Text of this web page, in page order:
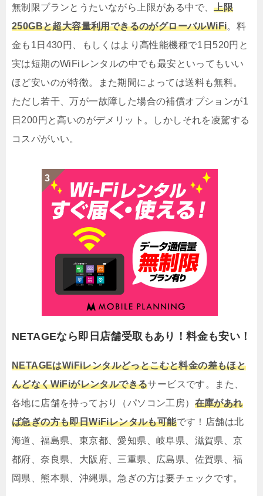
無制限プランとうたいながら上限がある中で、上限
250GBと超大容量利用できるのがグローバルWiFi。料
金も1日430円、もしくはより高性能機種で1日520円と
実は短期のWiFiレンタルの中でも最安といってもいい
ほど安いのが特徴。また期間によっては送料も無料。
ただし若干、万が一故障した場合の補償オプションが1
日200円と高いのがデメリット。しかしそれを凌駕する
コスパがいい。
NETAGEなら即日店舗受取もあり！料金も安い！
NETAGEはWiFiレンタルどっとこむと料金の差もほと
んどなくWiFiがレンタルできるサービスです。また、
各地に店舗を持っており（パソコン工房） 在庫があれ
ば急ぎの方も即日WiFiレンタルも可能です！店舗は北
海道、福島県、東京都、愛知県、岐阜県、滋賀県、京
都府、奈良県、大阪府、三重県、広島県、佐賀県、福
岡県、熊本県、沖縄県。急ぎの方は要チェックです。